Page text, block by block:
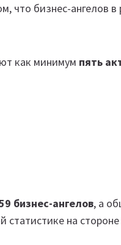
что бизнес-ангелов
как минимум пять
бизнес-ангелов, а
на стороне